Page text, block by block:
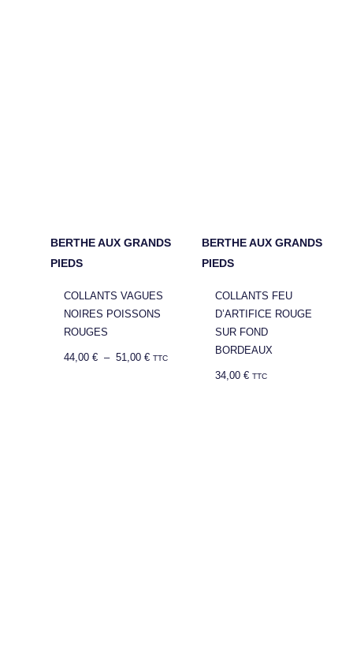
BERTHE AUX GRANDS
PIEDS
COLLANTS VAGUES
NOIRES POISSONS
ROUGES
44,00€ – 51,00€ TTC
BERTHE AUX GRANDS
PIEDS
COLLANTS FEU
D’ARTIFICE ROUGE
SUR FOND
BORDEAUX
34,00€ TTC